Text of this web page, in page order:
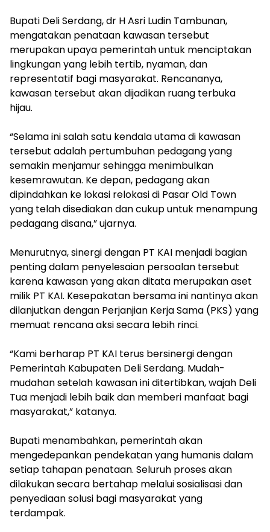
‎Bupati Deli Serdang, dr H Asri Ludin Tambunan,
mengatakan penataan kawasan tersebut
merupakan upaya pemerintah untuk menciptakan
lingkungan yang lebih tertib, nyaman, dan
representatif bagi masyarakat. Rencananya,
kawasan tersebut akan dijadikan ruang terbuka
hijau.
‎“Selama ini salah satu kendala utama di kawasan
tersebut adalah pertumbuhan pedagang yang
semakin menjamur sehingga menimbulkan
kesemrawutan. Ke depan, pedagang akan
dipindahkan ke lokasi relokasi di Pasar Old Town
yang telah disediakan dan cukup untuk menampung
pedagang disana,” ujarnya.
‎Menurutnya, sinergi dengan PT KAI menjadi bagian
penting dalam penyelesaian persoalan tersebut
karena kawasan yang akan ditata merupakan aset
milik PT KAI. Kesepakatan bersama ini nantinya akan
dilanjutkan dengan Perjanjian Kerja Sama (PKS) yang
memuat rencana aksi secara lebih rinci.
‎“Kami berharap PT KAI terus bersinergi dengan
Pemerintah Kabupaten Deli Serdang. Mudah-
mudahan setelah kawasan ini ditertibkan, wajah Deli
Tua menjadi lebih baik dan memberi manfaat bagi
masyarakat,” katanya.
‎Bupati menambahkan, pemerintah akan
mengedepankan pendekatan yang humanis dalam
setiap tahapan penataan. Seluruh proses akan
dilakukan secara bertahap melalui sosialisasi dan
penyediaan solusi bagi masyarakat yang
terdampak.